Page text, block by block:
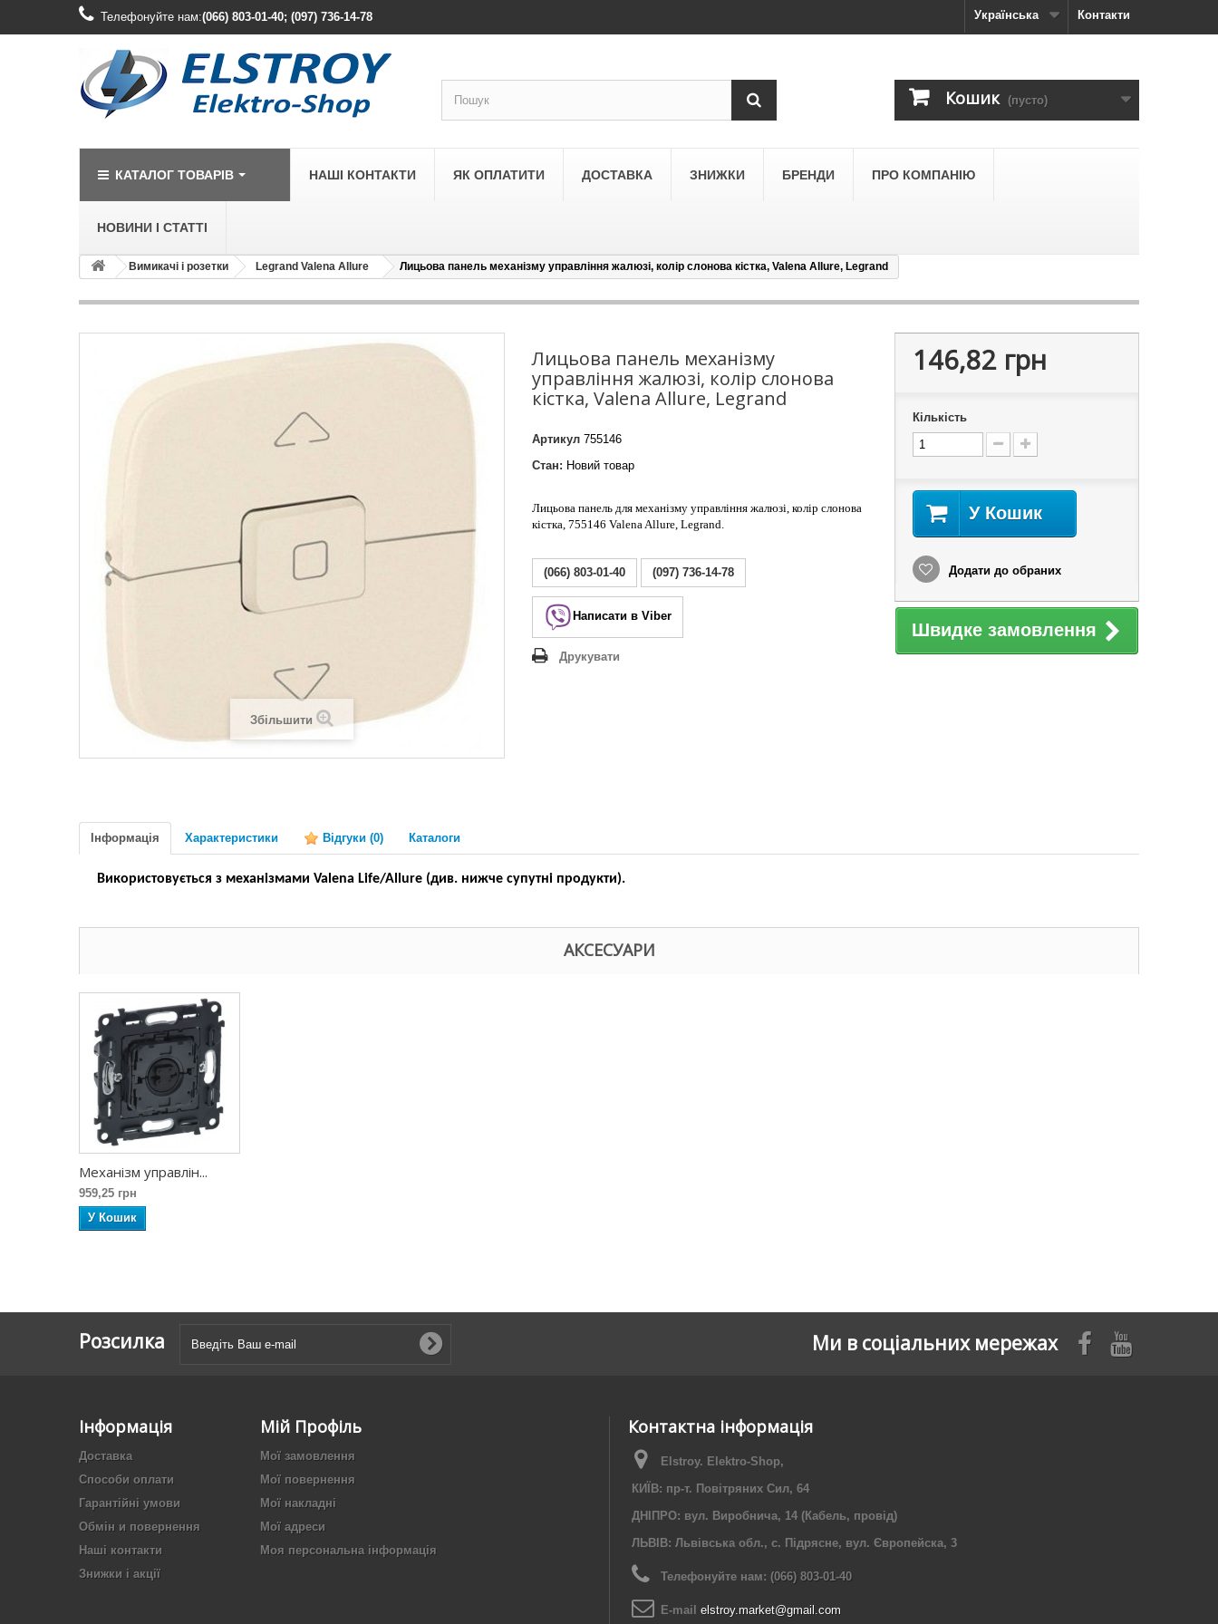
Контакти
Телефонуйте нам:(066) 803-01-40; (097) 736-14-78 Українська
Кошик (пусто)
КАТАЛОГ ТОВАРІВ
LEGRAND
Legrand Celiane
Legrand Valena Life
LEGRAND
LEZARD
НАШІ КОНТАКТИ ЯК ОПЛАТИТИ ДОСТАВКА ЗНИЖКИ БРЕНДИ ПРО КОМПАНІЮ
НОВИНИ І СТАТТІ
Вимикачі і розетки Legrand Valena Allure Лицьова панель механізму управління жалюзі, колір слонова кістка, Valena Allure, Legrand
Збільшити
Лицьова панель механізму
управління жалюзі, колір слонова
кістка, Valena Allure, Legrand
Артикул 755146
Стан: Новий товар
Лицьова панель для механізму управління жалюзі, колір слонова
кістка, 755146 Valena Allure, Legrand.
(066) 803-01-40 (097) 736-14-78
Написати в Viber
Друкувати
146,82 грн
Кількість
У Кошик
Додати до обраних
Швидке замовлення
Інформація Характеристики Відгуки (0) Каталоги
Використовується з механізмами Valena Life/Allure (див. нижче супутні продукти).
АКСЕСУАРИ
Механізм управлін...
959,25 грн
У Кошик
Розсилка Ми в соціальних мережах
Інформація
Доставка
Способи оплати
Гарантійні умови
Обмін и повернення
Наші контакти
Знижки і акції
Мій Профіль
Мої замовлення
Мої повернення
Мої накладні
Мої адреси
Моя персональна інформація
Контактна інформація
Elstroy. Elektro-Shop,
КИЇВ: пр-т. Повітряних Сил, 64
ДНІПРО: вул. Виробнича, 14 (Кабель, провід)
ЛЬВІВ: Львівська обл., с. Підрясне, вул. Європейска, 3
Телефонуйте нам: (066) 803-01-40
E-maіl elstroy.market@gmail.com